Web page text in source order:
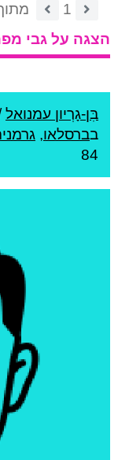
1 מתוך
הצגה על גבי
בִּן-גָרְיון עמנואל
בברסלאו,
84